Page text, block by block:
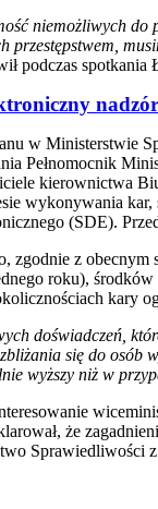
niemożliwych do
przestępstwem,
podczas spotkania
w Ministerstwie
Pełnomocnik
kierownictwa
wykonywania
(SDE).
zgodnie z obecnym
roku), środków
kary
doświadczeń,
się do osób
wyższy niż w
że
Sprawiedliwości